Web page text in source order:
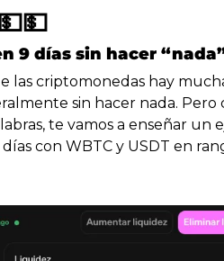
💵
9 días sin hacer
las criptomonedas hay
sin hacer nada. Pero
te vamos a enseñar un
con WBTC y USDT en